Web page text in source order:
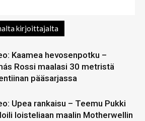
kirjoittajalta
Kaamea hevosenpotku –
Rossi maalasi 30 metristä
pääsarjassa
Upea rankaisu – Teemu Pukki
loisteliaan maalin Motherwellin